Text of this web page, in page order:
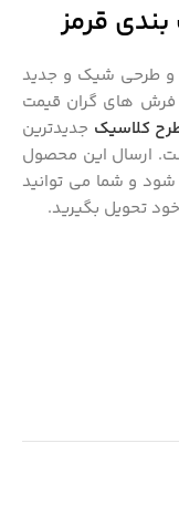
قرمز
و طرحی شیک و جدید
فرش های گران قیمت
کلاسیک جدیدترین
ارسال این محصول
و شما می توانید
تحویل بگیرید.